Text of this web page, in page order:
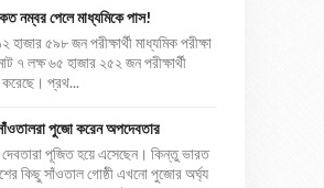
নম্বর পেলে মাধ্যমিকে পাস!
হাজার ৫৯৮ জন পরীক্ষার্থী মাধ্যমিক পরীক্ষা
৭ লক্ষ ৬৫ হাজার ২৫২ জন পরীক্ষার্থী
করেছে। প্রথ...
পুজো করেন অপদেবতার
পূজিত হয়ে এসেছেন। কিন্তু ভারত
কিছু সাঁওতাল গোষ্ঠী এখনো পুজোর অর্ঘ্য